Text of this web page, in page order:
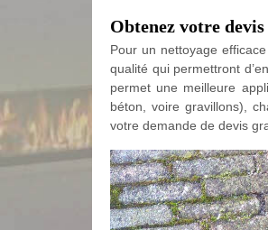
Obtenez votre
Pour un nettoyage
qualité qui permettront
permet une meilleure
béton, voire gravillons),
votre demande de devis